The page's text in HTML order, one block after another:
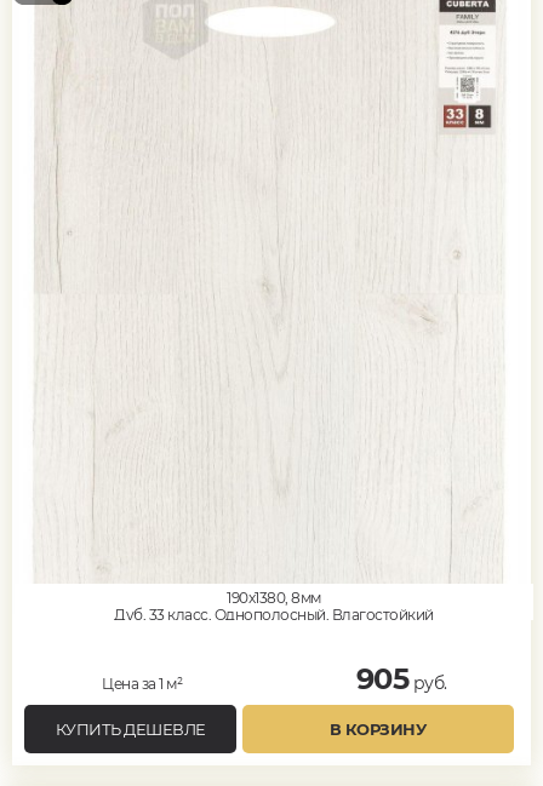
190x1380, 8мм
Дуб, 33 класс, Однополосный, Влагостойкий
Цена за 1 м² 905руб.
КУПИТЬ ДЕШЕВЛЕ В КОРЗИНУ